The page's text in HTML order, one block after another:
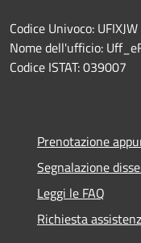
Codice Univoco: UFIXJW
Nome dell'ufficio:
Codice ISTAT: 039007
Prenotazione
Segnalazione
Leggi le FAQ
Richiesta